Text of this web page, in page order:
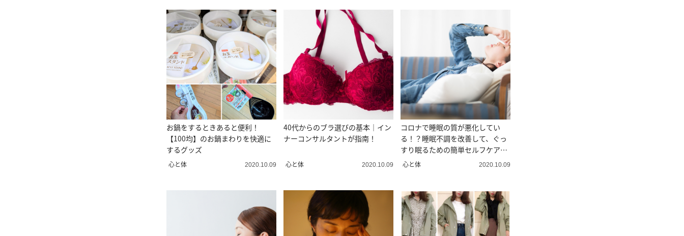
お鍋をするときあると便利！
【100均】のお鍋まわりを快適に
するグッズ
心と体 2020.10.09
40代からのブラ選びの基本｜イン
ナーコンサルタントが指南！
心と体 2020.10.09
コロナで睡眠の質が悪化してい
る！？睡眠不調を改善して、ぐっ
すり眠るための簡単セルフケアと
は？
心と体 2020.10.09